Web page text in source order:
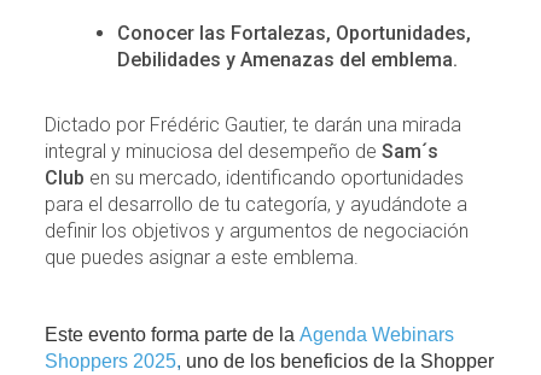
Conocer las Fortalezas, Oportunidades,
Debilidades y Amenazas del emblema.
Dictado por Frédéric Gautier, te darán una mirada
integral y minuciosa del desempeño deSam´s
Club en su mercado, identificando oportunidades
para el desarrollo de tu categoría, y ayudándote a
definir los objetivos y argumentos de negociación
que puedes asignar a este emblema.
Este evento forma parte de la Agenda Webinars
Shoppers 2025, uno de los beneficios de la Shopper